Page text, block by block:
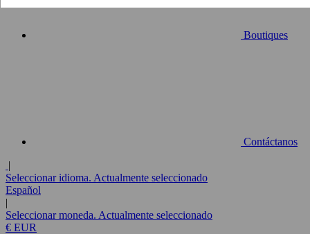
Boutiques
Contáctanos
|
Seleccionar idioma. Actualmente seleccionado
Español
|
Seleccionar moneda. Actualmente seleccionado
€ EUR